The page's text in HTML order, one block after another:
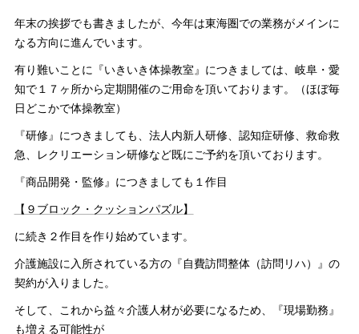
年末の挨拶でも書きましたが、今年は東海圏での業務がメインに
なる方向に進んでいます。
有り難いことに『いきいき体操教室』につきましては、岐阜・愛
知で１７ヶ所から定期開催のご用命を頂いております。（ほぼ毎
日どこかで体操教室）
『研修』につきましても、法人内新人研修、認知症研修、救命救
急、レクリエーション研修など既にご予約を頂いております。
『商品開発・監修』につきましても１作目
【９ブロック・クッションパズル】
に続き２作目を作り始めています。
介護施設に入所されている方の『自費訪問整体（訪問リハ）』の
契約が入りました。
そして、これから益々介護人材が必要になるため、『現場勤務』
も増える可能性が